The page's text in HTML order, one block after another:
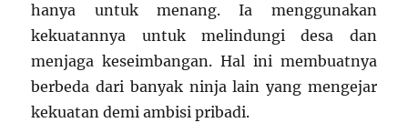
hanya untuk menang. Ia menggunakan
kekuatannya untuk melindungi desa dan
menjaga keseimbangan. Hal ini membuatnya
berbeda dari banyak ninja lain yang mengejar
kekuatan demi ambisi pribadi.